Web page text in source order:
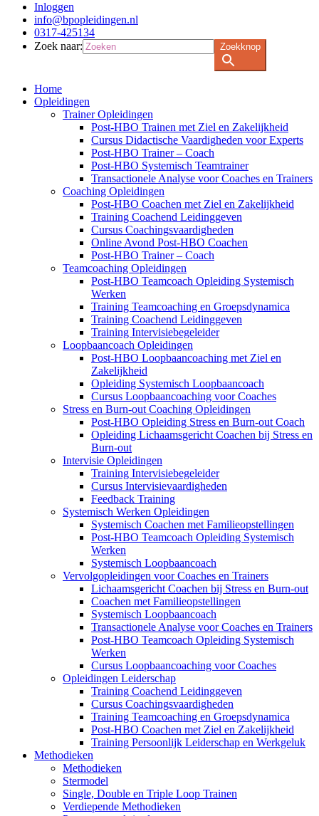
Inloggen
info@bpopleidingen.nl
0317-425134
Zoek naar:
Zoekknop
Home
Opleidingen
Trainer Opleidingen
Post-HBO Trainen met Ziel en Zakelijkheid
Cursus Didactische Vaardigheden voor Experts
Post-HBO Trainer – Coach
Post-HBO Systemisch Teamtrainer
Transactionele Analyse voor Coaches en Trainers
Coaching Opleidingen
Post-HBO Coachen met Ziel en Zakelijkheid
Training Coachend Leidinggeven
Cursus Coachingsvaardigheden
Online Avond Post-HBO Coachen
Post-HBO Trainer – Coach
Teamcoaching Opleidingen
Post-HBO Teamcoach Opleiding Systemisch
Werken
Training Teamcoaching en Groepsdynamica
Training Coachend Leidinggeven
Training Intervisiebegeleider
Loopbaancoach Opleidingen
Post-HBO Loopbaancoaching met Ziel en
Zakelijkheid
Opleiding Systemisch Loopbaancoach
Cursus Loopbaancoaching voor Coaches
Stress en Burn-out Coaching Opleidingen
Post-HBO Opleiding Stress en Burn-out Coach
Opleiding Lichaamsgericht Coachen bij Stress en
Burn-out
Intervisie Opleidingen
Training Intervisiebegeleider
Cursus Intervisievaardigheden
Feedback Training
Systemisch Werken Opleidingen
Systemisch Coachen met Familieopstellingen
Post-HBO Teamcoach Opleiding Systemisch
Werken
Systemisch Loopbaancoach
Vervolgopleidingen voor Coaches en Trainers
Lichaamsgericht Coachen bij Stress en Burn-out
Coachen met Familieopstellingen
Systemisch Loopbaancoach
Transactionele Analyse voor Coaches en Trainers
Post-HBO Teamcoach Opleiding Systemisch
Werken
Cursus Loopbaancoaching voor Coaches
Opleidingen Leiderschap
Training Coachend Leidinggeven
Cursus Coachingsvaardigheden
Training Teamcoaching en Groepsdynamica
Post-HBO Coachen met Ziel en Zakelijkheid
Training Persoonlijk Leiderschap en Werkgeluk
Methodieken
Methodieken
Stermodel
Single, Double en Triple Loop Trainen
Verdiepende Methodieken